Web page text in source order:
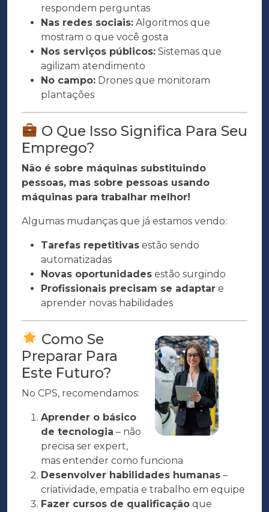
respondem perguntas
Nas redes sociais: Algoritmos que
mostram o que você gosta
Nos serviços públicos: Sistemas que
agilizam atendimento
No campo: Drones que monitoram
plantações
O Que Isso Significa Para Seu
Emprego?
Não é sobre máquinas substituindo
pessoas, mas sobre pessoas usando
máquinas para trabalhar melhor!
Algumas mudanças que já estamos vendo:
Tarefas repetitivas estão sendo
automatizadas
Novas oportunidades estão surgindo
Profissionais precisam se adaptar e
aprender novas habilidades
Como Se
Preparar Para
Este Futuro?
No CPS, recomendamos:
Aprender o básico
de tecnologia – não
precisa ser expert,
mas entender como funciona
Desenvolver habilidades humanas –
criatividade, empatia e trabalho em equipe
Fazer cursos de qualificação que